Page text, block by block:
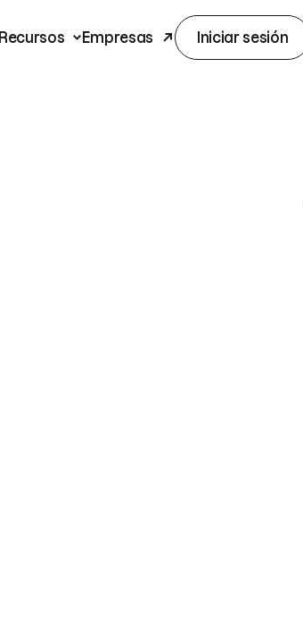
Recursos Empresas Iniciar sesión